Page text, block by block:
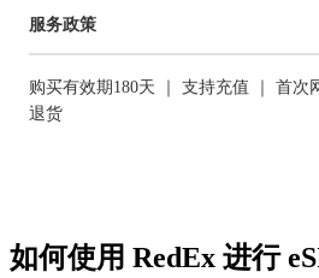
服务政策
购买有效期180天 ｜ 支持充值 ｜ 首次
退货
如何使用 RedEx 进行